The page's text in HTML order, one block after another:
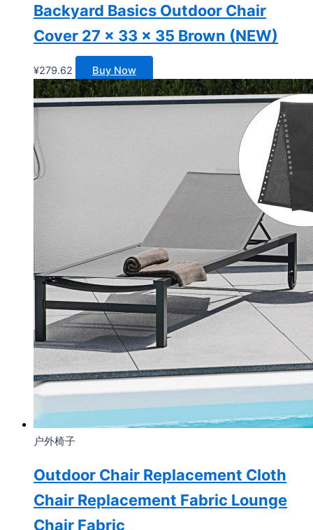
Backyard Basics Outdoor Chair
Cover 27 x 33 x 35 Brown (NEW)
¥279.62 Buy Now
户外椅子
Outdoor Chair Replacement Cloth
Chair Replacement Fabric Lounge
Chair Fabric